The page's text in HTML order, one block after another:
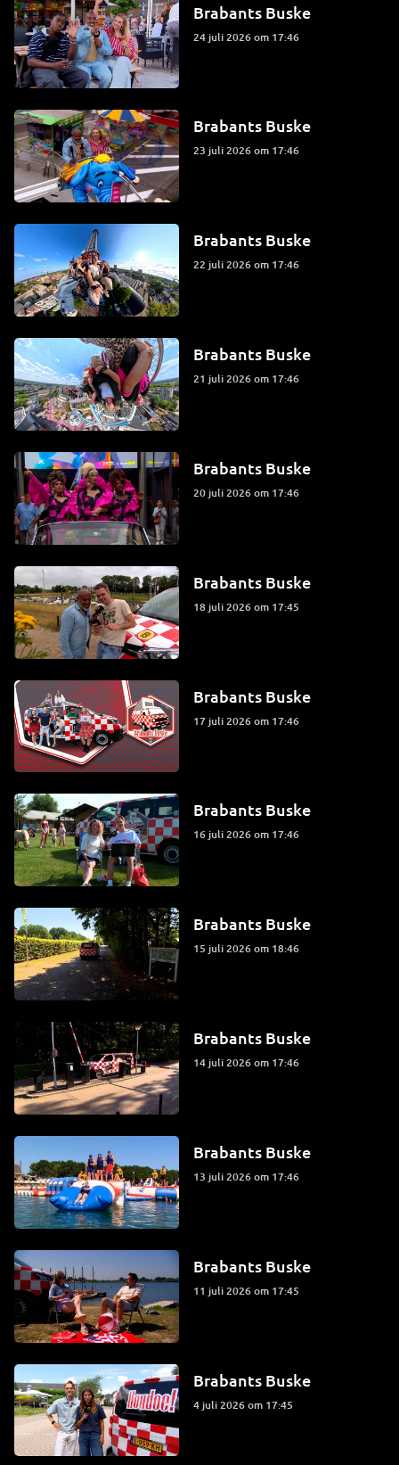
Brabants Buske
24 juli 2026 om 17:46
Brabants Buske
23 juli 2026 om 17:46
Brabants Buske
22 juli 2026 om 17:46
Brabants Buske
21 juli 2026 om 17:46
Brabants Buske
20 juli 2026 om 17:46
Brabants Buske
18 juli 2026 om 17:45
Brabants Buske
17 juli 2026 om 17:46
Brabants Buske
16 juli 2026 om 17:46
Brabants Buske
15 juli 2026 om 18:46
Brabants Buske
14 juli 2026 om 17:46
Brabants Buske
13 juli 2026 om 17:46
Brabants Buske
11 juli 2026 om 17:45
Brabants Buske
4 juli 2026 om 17:45